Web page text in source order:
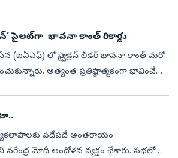
పైలట్‌గా భావనా కాంత్‌ రికార్డు
(ఐఏఎఫ్‌) లో స్క్వాడ్రన్‌ లీడర్‌ భావనా కాంత్‌ మరో
అత్యంత ప్రతిష్ఠాత్మకంగా భావించే
పదేపదే అంతరాయం
నరేంద్ర మోదీ ఆందోళన వ్యక్తం చేశారు. సభలో